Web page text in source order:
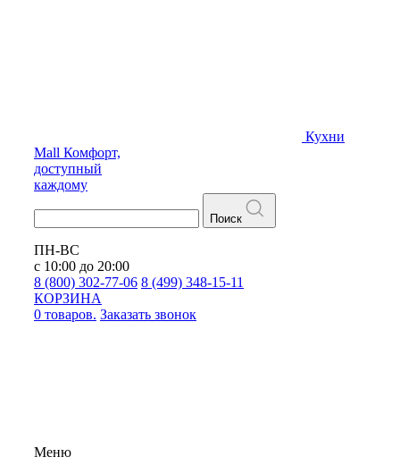
Кухни
Mall Комфорт,
доступный
каждому
Поиск
ПН-ВС
с 10:00 до 20:00
8 (800) 302-77-06 8 (499) 348-15-11
КОРЗИНА
0 товаров. Заказать звонок
Меню